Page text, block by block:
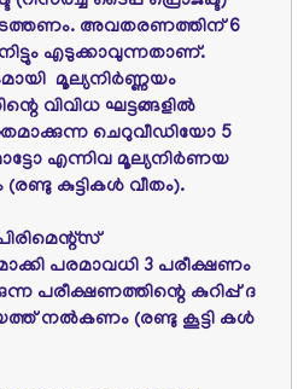
അവതരണത്തിന്‌ 6
എടുക്കാവുന്നതാണ്‌.
മൂല്യനിര്‍ണ്ണയം
വിവിധ ഘട്ടങ്ങളില്‍
ചെറുവീഡിയോ 5
എന്നിവ മൂല്യനിര്‍ണയ
കുട്ടികള്‍ വീതം).
പരമാവധി 3 പരീക്ഷണം
പരീക്ഷണത്തിന്റെ കുറിപ്പ്‌ ദ
നല്‍കണം (രണ്ടു കൂട്ടി കള്‍